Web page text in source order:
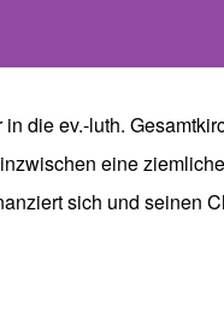
die ev.-luth.
eine
sich und seinen